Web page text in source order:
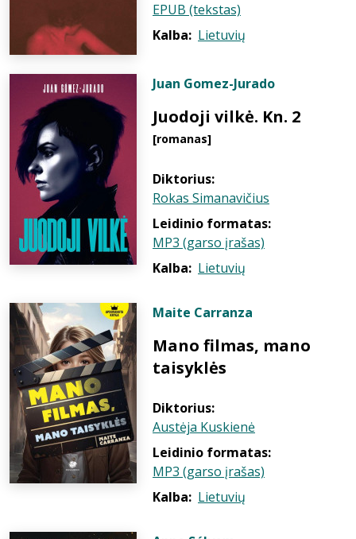
EPUB (tekstas)
Kalba: Lietuvių
Juan Gomez-Jurado
Juodoji vilkė. Kn. 2
[romanas]
Diktorius:
Rokas Simanavičius
Leidinio formatas:
MP3 (garso įrašas)
Kalba: Lietuvių
Maite Carranza
Mano filmas, mano
taisyklės
Diktorius:
Austėja Kuskienė
Leidinio formatas:
MP3 (garso įrašas)
Kalba: Lietuvių